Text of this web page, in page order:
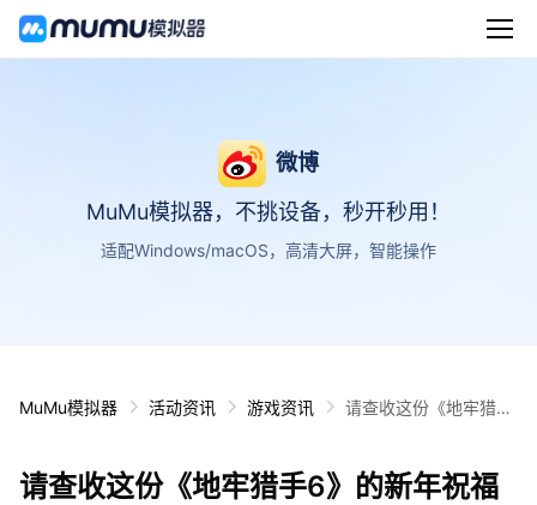
微博
MuMu模拟器，不挑设备，秒开秒用！
适配Windows/macOS，高清大屏，智能操作
MuMu模拟器 活动资讯 游戏资讯
请查收这份《地牢猎手
请查收这份《地牢猎手6》的新年祝福